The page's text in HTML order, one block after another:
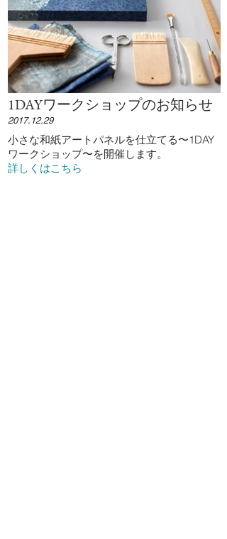
1DAYワークショップのお知らせ
2017.12.29
小さな和紙アートパネルを仕立てる〜1DAY
ワークショップ〜を開催します。
詳しくはこちら